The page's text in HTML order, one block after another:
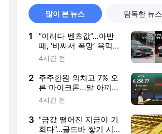
많이 본 뉴스 탐독한 뉴스
1
“이러다 벤츠값”…아반
떼, ‘비싸서 폭망’ 욕먹었
는데 ‘비쌀수록 대박’
4시간 전
2 주주환원 외치고 7% 오
른 마이크론…말 아끼고
17% 깎인 하이닉스
4시간 전
3 “금값 떨어진 지금이 기
회다”…골드바 쌓기 시작